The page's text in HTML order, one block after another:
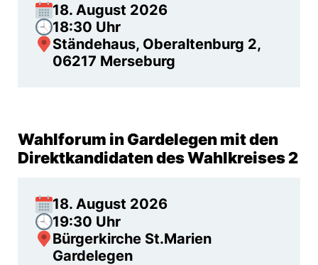
18. August 2026
18:30 Uhr
Ständehaus, Oberaltenburg 2,
06217 Merseburg
Wahlforum in Gardelegen mit den
Direktkandidaten des Wahlkreises 2
18. August 2026
19:30 Uhr
Bürgerkirche St.Marien
Gardelegen